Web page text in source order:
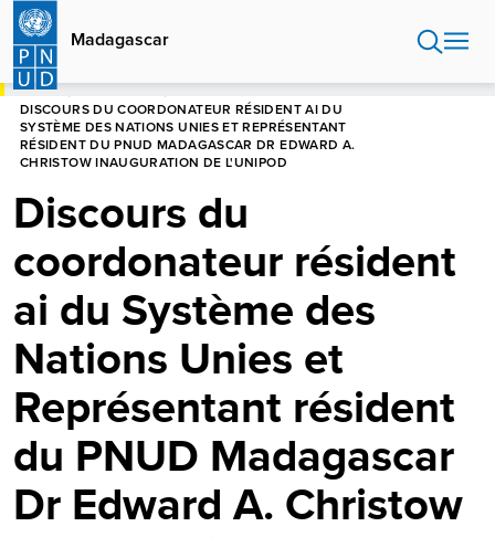
Aller
contenu
principal
Madagascar
HOME
DISCOURS DU COORDONATEUR RÉSIDENT AI DU
SYSTÈME DES NATIONS UNIES ET REPRÉSENTANT
RÉSIDENT DU PNUD MADAGASCAR DR EDWARD A.
CHRISTOW INAUGURATION DE L'UNIPOD
Discours du
coordonateur résident
ai du Système des
Nations Unies et
Représentant résident
du PNUD Madagascar
Dr Edward A. Christow